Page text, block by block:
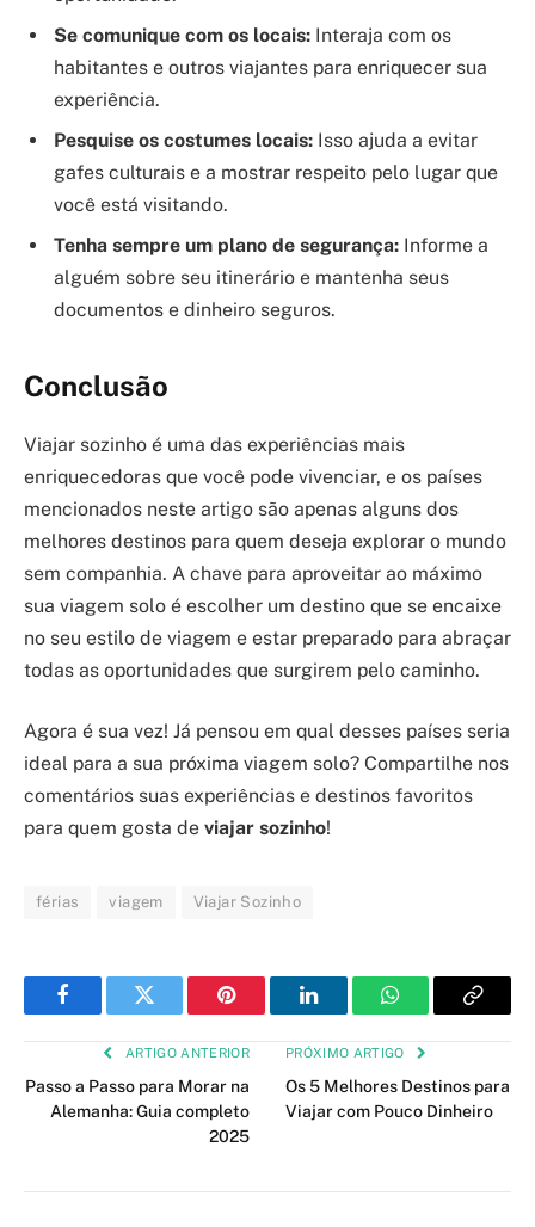
Se comunique com os locais: Interaja com os
habitantes e outros viajantes para enriquecer sua
experiência.
Pesquise os costumes locais: Isso ajuda a evitar
gafes culturais e a mostrar respeito pelo lugar que
você está visitando.
Tenha sempre um plano de segurança: Informe a
alguém sobre seu itinerário e mantenha seus
documentos e dinheiro seguros.
Conclusão
Viajar sozinho é uma das experiências mais
enriquecedoras que você pode vivenciar, e os países
mencionados neste artigo são apenas alguns dos
melhores destinos para quem deseja explorar o mundo
sem companhia. A chave para aproveitar ao máximo
sua viagem solo é escolher um destino que se encaixe
no seu estilo de viagem e estar preparado para abraçar
todas as oportunidades que surgirem pelo caminho.
Agora é sua vez! Já pensou em qual desses países seria
ideal para a sua próxima viagem solo? Compartilhe nos
comentários suas experiências e destinos favoritos
para quem gosta de viajar sozinho!
férias viagem Viajar Sozinho
FacebookTwitter Pinterest LinkedInWhatsAppCopy
ARTIGO ANTERIOR
Passo a Passo para Morar na
Alemanha: Guia completo
2025
PRÓXIMO ARTIGO
Os 5 Melhores Destinos para
Viajar com Pouco Dinheiro